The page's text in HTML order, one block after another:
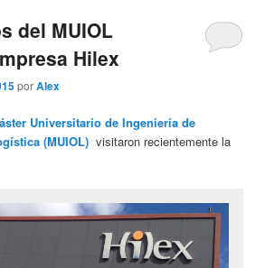
del MUIOL
Hilex
porAlex
Universitario de Ingeniería de
(MUIOL) visitaron recientemente la